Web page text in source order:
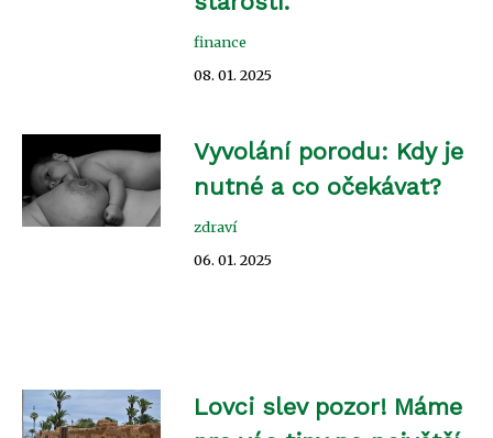
finance
08. 01. 2025
Vyvolání porodu: Kdy je
nutné a co očekávat?
zdraví
06. 01. 2025
Lovci slev pozor! Máme